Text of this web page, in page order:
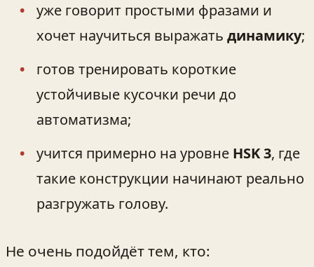
уже говорит простыми фразами и
хочет научиться выражать динамику;
готов тренировать короткие
устойчивые кусочки речи до
автоматизма;
учится примерно на уровне HSK 3, где
такие конструкции начинают реально
разгружать голову.
Не очень подойдёт тем, кто: